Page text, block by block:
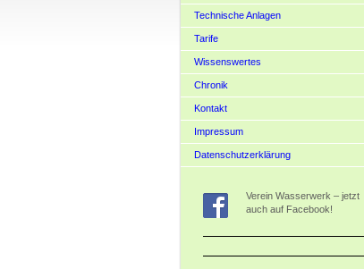
Technische Anlagen
Tarife
Wissenswertes
Chronik
Kontakt
Impressum
Datenschutzerklärung
Verein Wasserwerk – jetzt
auch auf Facebook!